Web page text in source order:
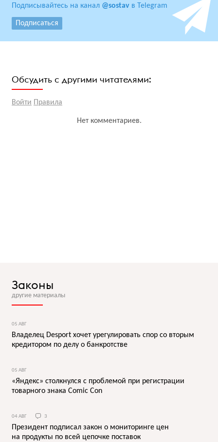
Подписывайтесь на канал @sostav в Telegram
Подписаться
Обсудить с другими читателями:
Войти Правила
Нет комментариев.
Законы
другие материалы
05 АВГ
Владелец Desport хочет урегулировать спор со вторым
кредитором по делу о банкротстве
05 АВГ
«Яндекс» столкнулся с проблемой при регистрации
товарного знака Comic Con
04 АВГ 3
Президент подписал закон о мониторинге цен
на продукты по всей цепочке поставок